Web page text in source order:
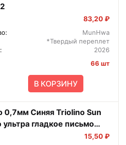
83,20 ₽
MunHwa
*Твердый переплет
2026
66 шт
В КОРЗИНУ
Синяя Triolino Sun
ультра гладкое письмо
15,50 ₽